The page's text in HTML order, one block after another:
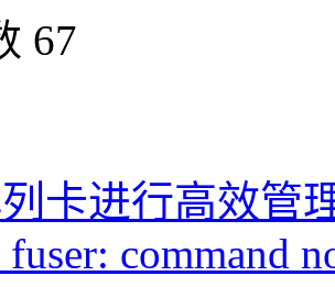
67
卡进行高效管
fuser: command